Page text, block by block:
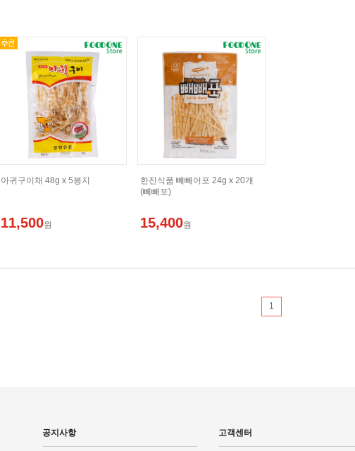
아귀구이채 48g x 5봉지
11,500원
한진식품 빼빼어포 24g x 20개
(빼빼포)
15,400원
1
공지사항 고객센터